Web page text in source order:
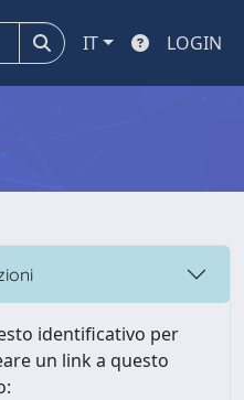
IT LOGIN
identificativo per
un link a questo